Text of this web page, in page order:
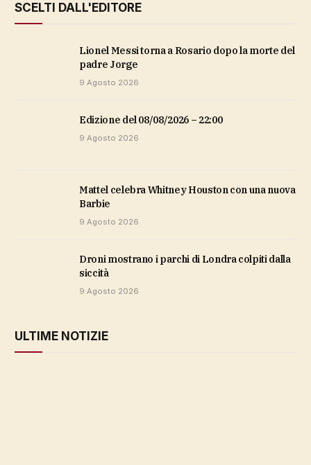
SCELTI DALL'EDITORE
Lionel Messi torna a Rosario dopo la morte del
padre Jorge
9 Agosto 2026
Edizione del 08/08/2026 – 22:00
9 Agosto 2026
Mattel celebra Whitney Houston con una nuova
Barbie
9 Agosto 2026
Droni mostrano i parchi di Londra colpiti dalla
siccità
9 Agosto 2026
ULTIME NOTIZIE